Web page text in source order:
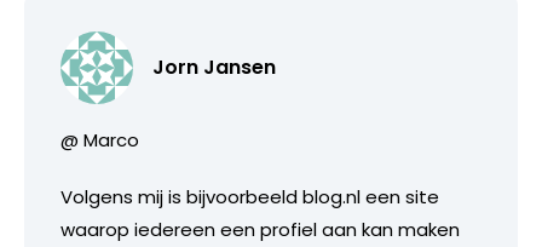
Jorn Jansen
@ Marco
Volgens mij is bijvoorbeeld blog.nl een site
waarop iedereen een profiel aan kan maken